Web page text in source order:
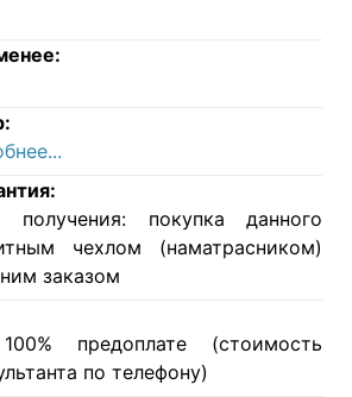
покупка данного
чехлом (наматрасником)
заказом
предоплате (стоимость
по телефону)